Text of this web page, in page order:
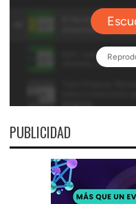
PUBLICIDAD